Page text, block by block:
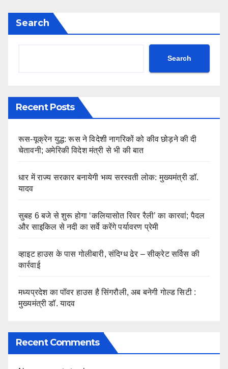
Search
Search
Recent Posts
रूस-यूक्रेन युद्ध: रूस ने विदेशी नागरिकों को कीव छोड़ने की दी
चेतावनी; अमेरिकी विदेश मंत्री से भी की बात
धार में राज्य सरकार बनायेगी भव्य सरस्वती लोक: मुख्यमंत्री डॉ.
यादव
सुबह 6 बजे से शुरू होगा ‘कलियासोत रिवर रैली’ का कारवां; पैदल
और साइकिल से नदी का सर्वे करेंगे पर्यावरण प्रेमी
व्हाइट हाउस के पास गोलीबारी, संदिग्ध ढेर – सीक्रेट सर्विस की
कार्रवाई
मध्यप्रदेश का पॉवर हाउस है सिंगरौली, अब बनेगी गोल्ड सिटी :
मुख्यमंत्री डॉ. यादव
Recent Comments